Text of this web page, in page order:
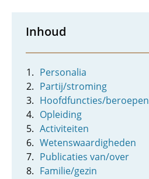
Inhoud
Personalia
Partij/stroming
Hoofdfuncties/beroepen
Opleiding
Activiteiten
Wetenswaardigheden
Publicaties van/over
Familie/gezin